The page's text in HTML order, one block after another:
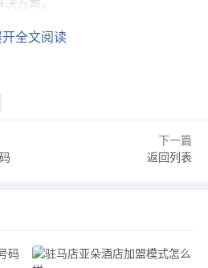
方案。
管理制度，包括财务管理、员工培
营并获得良好的业绩。
一定的加盟费用和保证金。加盟商
商的实际情况给予一定的减免政
开全文阅读
下一篇
返回列表